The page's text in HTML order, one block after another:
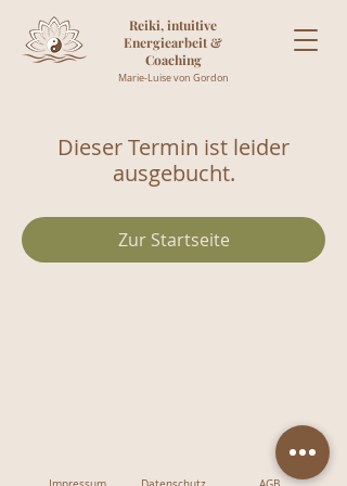
Reiki, intuitive
Energiearbeit &
Coaching
Marie-Luise von Gordon
Dieser Termin ist leider
ausgebucht.
Zur Startseite